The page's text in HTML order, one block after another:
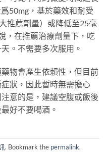
50mg，基於藥效和耐受
推薦劑量）或降低至25毫
，在推薦治療劑量下，吃
。不需要多次服用。
物會產生依賴性，但目前
狀，因此暫時無需擔心
意的是，建議空腹或飯後
好不要喝酒。
. Bookmark the permalink.